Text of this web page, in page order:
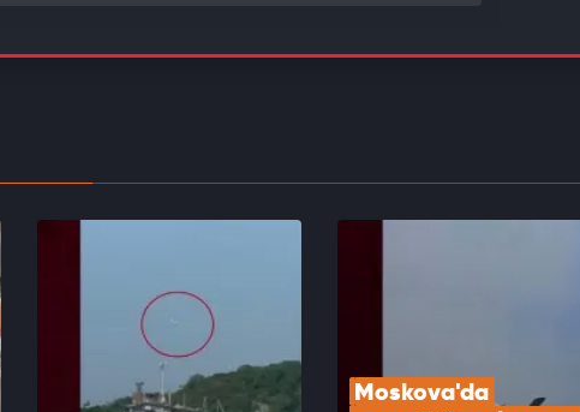
Polonya'da yolcu treni saman yüklü römorka çarptı!
Moskova'da